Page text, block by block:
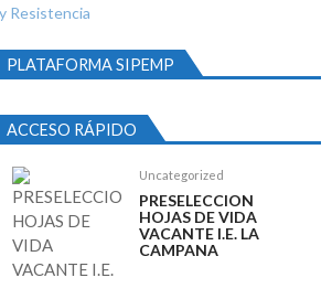
28, 2026
2026
Docente de aula para media
15, 2026
I.E. MAMA MANUELA
17, 2026
CONVOCATORIA
PEDAGOGICO I.E.M. MAMA
SEDE PRINCI...
Resistencia
PLATAFORMA SIPEMP
ACCESO RÁPIDO
Uncategorized
PRESELECCION
HOJAS DE VIDA
VACANTE I.E. LA
CAMPANA